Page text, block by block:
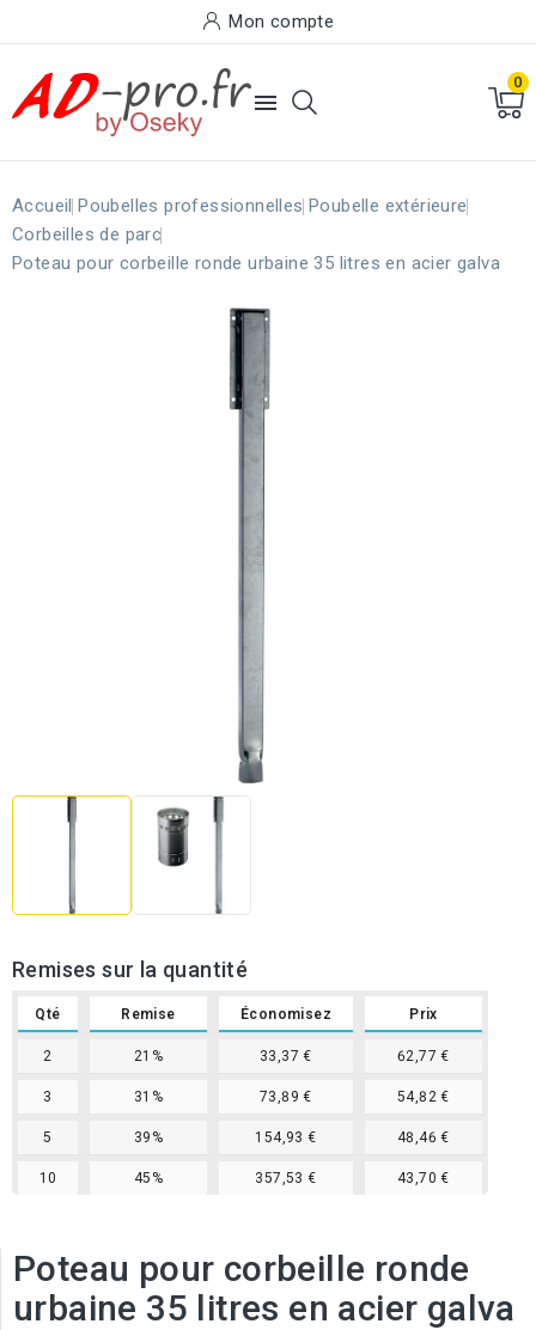
Mon compte

0
Accueil Poubelles professionnelles Poubelle extérieure
Corbeilles de parc
Poteau pour corbeille ronde urbaine 35 litres en acier galva
Remises sur la quantité
Qté Remise Économisez Prix
2 21% 33,37 € 62,77 €
3 31% 73,89 € 54,82 €
5 39% 154,93 € 48,46 €
10 45% 357,53 € 43,70 €
Poteau pour corbeille ronde
urbaine 35 litres en acier galva